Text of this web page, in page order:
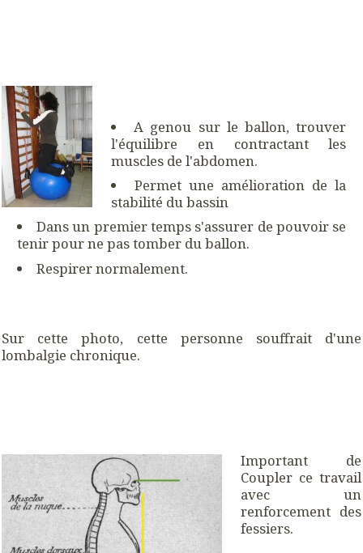
A genou sur le ballon, trouver
l'équilibre en contractant les
muscles de l'abdomen.
Permet une amélioration de la
stabilité du bassin
Dans un premier temps s'assurer de pouvoir se
tenir pour ne pas tomber du ballon.
Respirer normalement.
Sur cette photo, cette personne souffrait d'une
lombalgie chronique.
Important de
Coupler ce travail
avec un
renforcement des
fessiers.